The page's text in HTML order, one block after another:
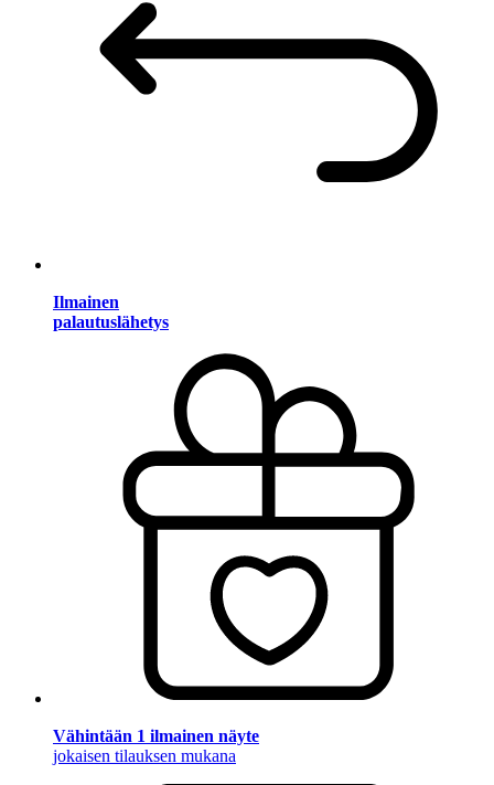
Ilmainen
palautuslähetys
Vähintään 1 ilmainen näyte
jokaisen tilauksen mukana